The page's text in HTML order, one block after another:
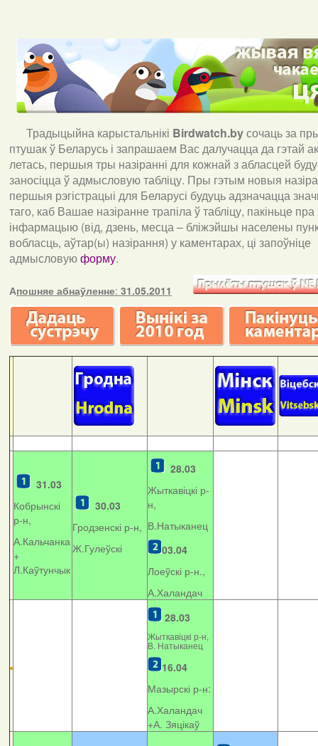
Традыцыйна карыстальнікі Birdwatch.byсочаць за
птушак ў Беларусь і запрашаем Вас далучацца да гэтай
летась, першыя тры назіранні для кожнай з абласцей
заносіцца ў адмысловую табліцу. Пры гэтым новыя
першыя рэгістрацыі для Беларусі будуць адзначацца
таго, каб Вашае назіранне трапіла ў табліцу, пакіньце пра
інфармацыю (від, дзень, месца – бліжэйшы населены
вобласць, аўтар(ы) назірання) у каментарах, ці запоўніце
адмысловуюформу.
Апошняе абнаўленне: 31.05.2011
31.03
Кобрынскі
р-н,
А.Кальчанка
+
Л.Каўтунчык
30.03
Гродзенскі р-н,
Ж.Гулеўскі
28.03
Жыткавіцкі р-
н,
В.Натыканец
03.04
Лоеўскі р-н.,
А.Халандач
28.03
Жыткавіцкі р-н,
В. Натыканец
16.04
Мазырскі р-н:
А.Халандач
+А. Зяцікаў